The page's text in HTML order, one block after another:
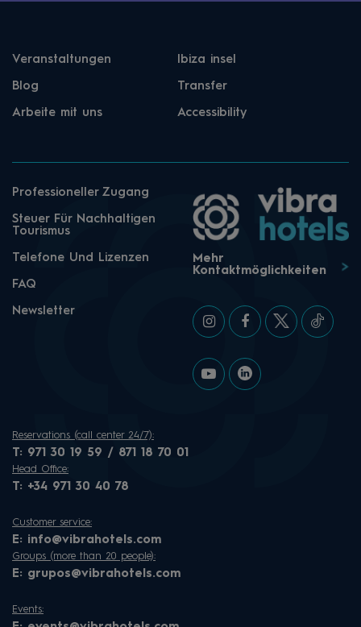
Veranstaltungen Ibiza insel
Blog Transfer
Arbeite mit uns Accessibility
Professioneller Zugang
Steuer Für Nachhaltigen
Tourismus
Telefone Und Lizenzen
FAQ
Newsletter
Mehr
Kontaktmöglichkeiten
Reservations (call center 24/7):
T: 971 30 19 59 / 871 18 70 01
Head Office:
T: +34 971 30 40 78
Customer service:
E: info@vibrahotels.com
Groups (more than 20 people):
E: grupos@vibrahotels.com
Events: